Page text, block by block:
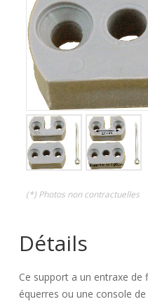
(*) Photos non contractuelles
Détails
Ce support a un entraxe
équerres ou une console